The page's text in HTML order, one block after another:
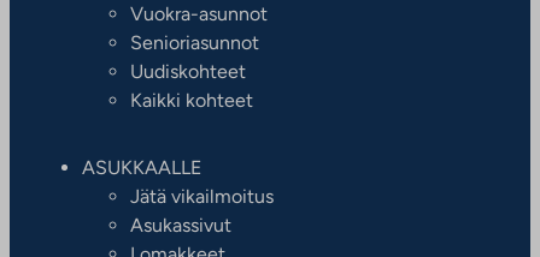
Vuokra-asunnot
Senioriasunnot
Uudiskohteet
Kaikki kohteet
ASUKKAALLE
Jätä vikailmoitus
Asukassivut